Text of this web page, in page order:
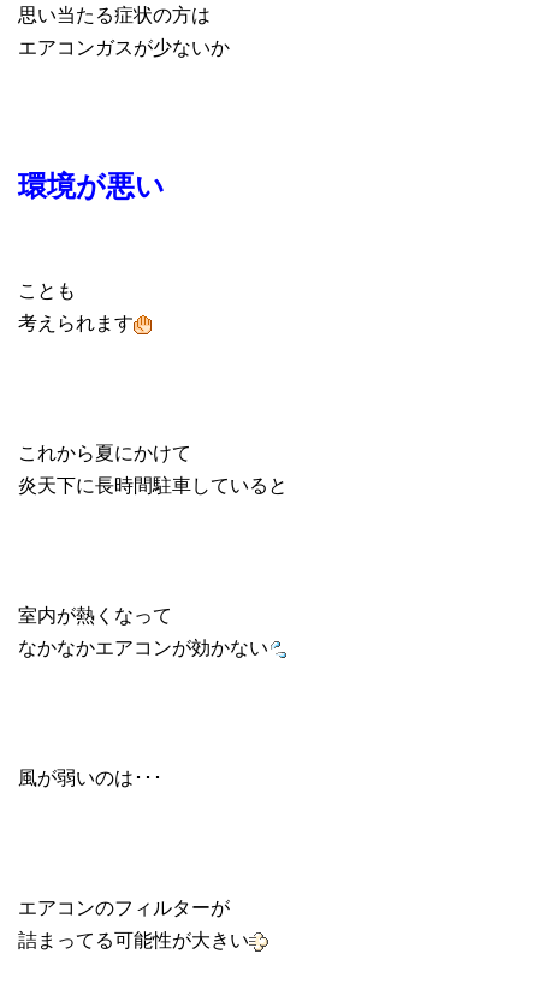
思い当たる症状の方は
エアコンガスが少ないか
環境が悪い
ことも
考えられます
これから夏にかけて
炎天下に長時間駐車していると
室内が熱くなって
なかなかエアコンが効かない
風が弱いのは･･･
エアコンのフィルターが
詰まってる可能性が大きい